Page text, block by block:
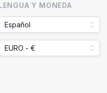
Y MONEDA
Español
EURO - €